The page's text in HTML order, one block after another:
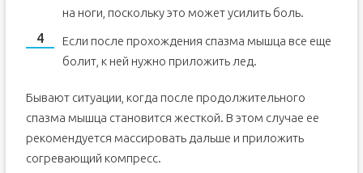
на ноги, поскольку это может усилить боль.
Если после прохождения спазма мышца все еще
болит, к ней нужно приложить лед.
Бывают ситуации, когда после продолжительного
спазма мышца становится жесткой. В этом случае ее
рекомендуется массировать дальше и приложить
согревающий компресс.